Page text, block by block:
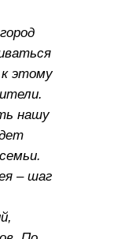
этому
нашу
– шаг